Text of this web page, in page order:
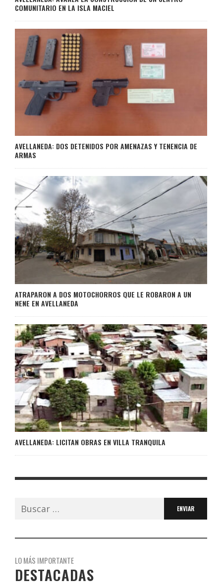
COMUNITARIO EN LA ISLA MACIEL
AVELLANEDA: DOS DETENIDOS POR AMENAZAS Y TENENCIA DE
ARMAS
ATRAPARON A DOS MOTOCHORROS QUE LE ROBARON A UN
NENE EN AVELLANEDA
AVELLANEDA: LICITAN OBRAS EN VILLA TRANQUILA
Buscar:
LO MÁS IMPORTANTE
DESTACADAS